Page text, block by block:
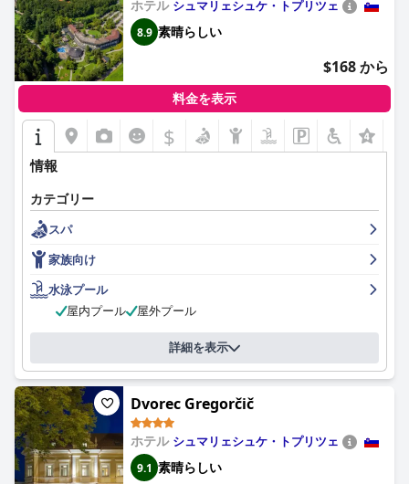
ホテル シュマリェシュケ・トプリツェ
8.9 素晴らしい
$168 から
料金を表示
$
情報
カテゴリー
スパ
家族向け
水泳プール
屋内プール
屋外プール
詳細を表示
Dvorec Gregorčič
ホテル シュマリェシュケ・トプリツェ
9.1 素晴らしい